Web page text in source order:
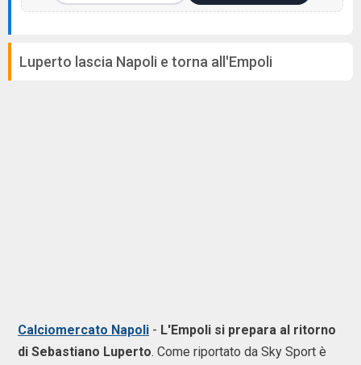
Luperto lascia Napoli e torna all'Empoli
Calciomercato Napoli - L'Empoli si prepara al ritorno
di Sebastiano Luperto. Come riportato da Sky Sport è